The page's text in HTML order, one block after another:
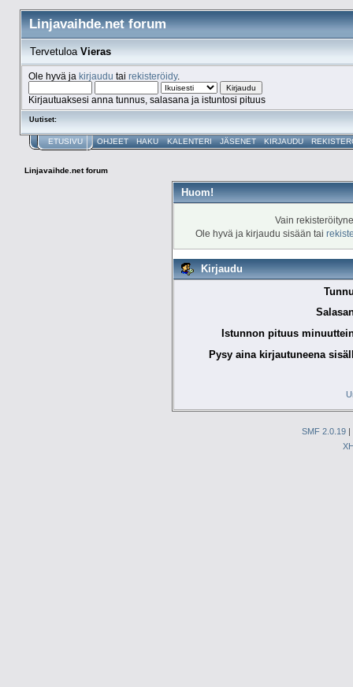
Linjavaihde.net forum
TervetuloaVieras
Ole hyvä ja kirjaudu tai rekisteröidy.
Kirjautuaksesi anna tunnus, salasana ja istuntosi pituus
Uutiset:
ETUSIVU OHJEET HAKU KALENTERI JÄSENET KIRJAUDU
Linjavaihde.net forum
Huom!
Vain
Ole hyvä ja kirjaudu sisään tai
Kirjaudu
Istunnon pituus
Pysy aina kirjautuneena
SMF 2.0.19